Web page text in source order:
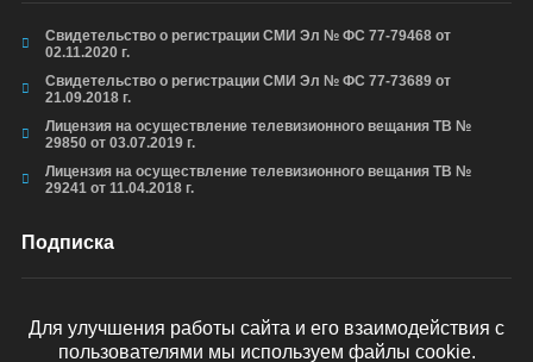
Свидетельство о регистрации СМИ Эл № ФС 77-79468 от
02.11.2020 г.
Свидетельство о регистрации СМИ Эл № ФС 77-73689 от
21.09.2018 г.
Лицензия на осуществление телевизионного вещания ТВ №
29850 от 03.07.2019 г.
Лицензия на осуществление телевизионного вещания ТВ №
29241 от 11.04.2018 г.
Подписка
ОТПРАВИТЬ
Для улучшения работы сайта и его взаимодействия с
пользователями мы используем файлы cookie.